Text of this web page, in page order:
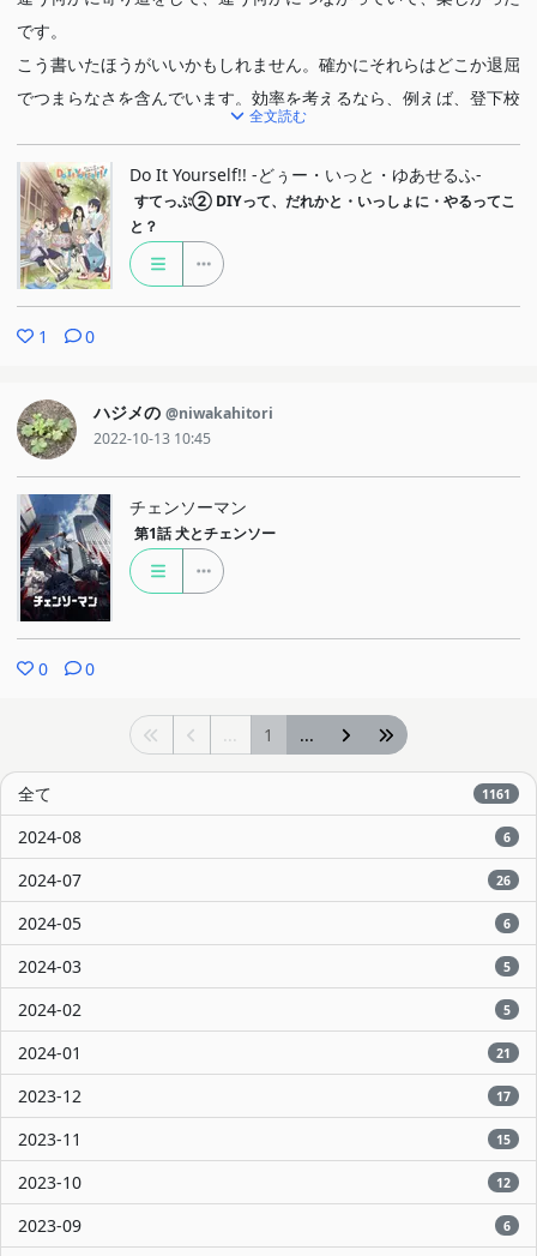
です。
こう書いたほうがいいかもしれません。確かにそれらはどこか退屈
でつまらなさを含んでいます。効率を考えるなら、例えば、登下校
の素早さを考えるなら、歩調を合わせないで徒歩で自転車で自作の
車輪で帰るほうが良いです。一緒に下校したからといって、何か特
別な出来事が起きる訳でもありません（新部員の加入が下校中に起
きましたが、ここでなかったとしても明日部室にもう一回行ってか
らでも間に合う話でした）。
味をみんな知っています。改めてそれを問いかけてみても、特にこ
しかし、そのどこか退屈なくりかえしが、なぜだかどこか楽しいと
感じました。
そういえば、最後にすごいの（退屈じゃなさそうな人）が来まし
た。
トンカツ（揚げ物）を作るのってすごい手間で、そもそも毎日料理
作るのってもう単純にめんどくさくて、この流れで言うと言いたい
こととずれる気もしますが、退屈の繰り返しとその中に面白さ（食
べてくれる人も含めて）が料理にもあると思います。
なんだかとてもDIY（DIYとは？）な回だと思いました
全文読む
Do It Yourself!! -どぅー・いっと・ゆあせるふ-
すてっぷ② DIYって、だれかと・いっしょに・やるってこ
と？
1 0
ハジメの @niwakahitori
2022-10-13 10:45
チェンソーマン
第1話 犬とチェンソー
0 0
... 1 ...
全て 1161
2024-08 6
2024-07 26
2024-05 6
2024-03 5
2024-02 5
2024-01 21
2023-12 17
2023-11 15
2023-10 12
2023-09 6